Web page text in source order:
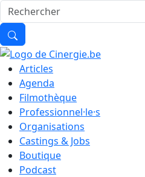
Articles
Agenda
Filmothèque
Professionnel·le·s
Organisations
Castings & Jobs
Boutique
Podcast